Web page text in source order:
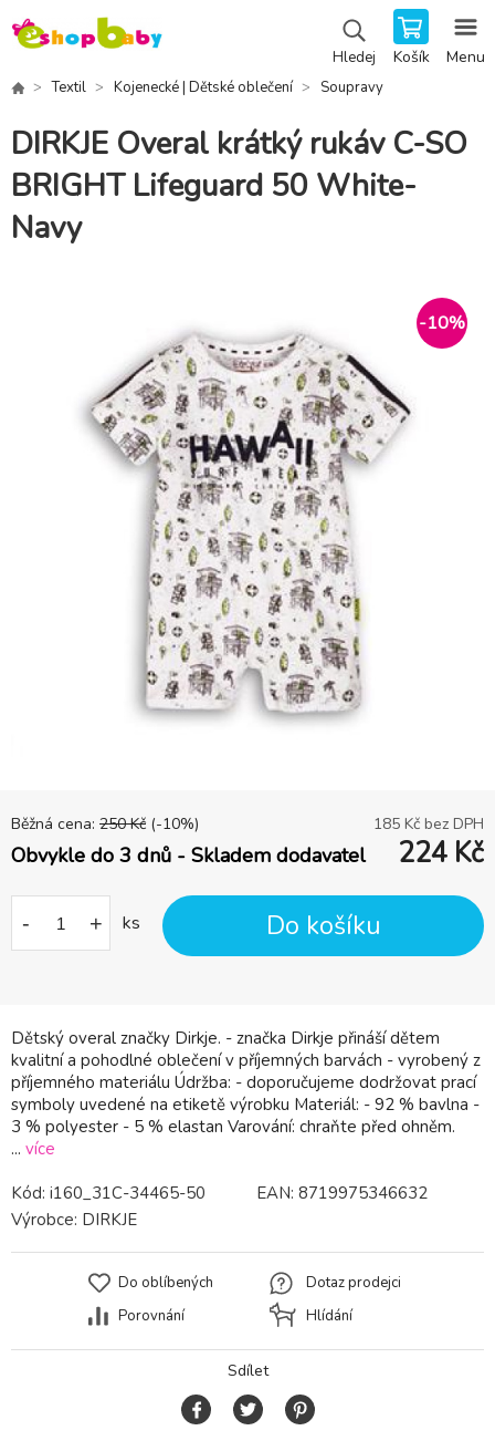
Hledej Košík Menu
Textil Kojenecké | Dětské oblečení Soupravy
DIRKJE Overal krátký rukáv C-SO
BRIGHT Lifeguard 50 White-
Navy
-10%
Dětský overal značky Dirkje. - značka Dirkje přináší dětem
kvalitní a pohodlné oblečení v příjemných barvách - vyrobený z
příjemného materiálu Údržba: - doporučujeme dodržovat prací
symboly uvedené na etiketě výrobku Materiál: - 92 % bavlna -
3 % polyester - 5 % elastan Varování: chraňte před ohněm.
... více
Běžná cena: 250 Kč (-10%) 185 Kč bez DPH
Obvykle do 3 dnů - Skladem dodavatel 224 Kč
- + ks Do košíku
Kód: i160_31C-34465-50 EAN: 8719975346632
Výrobce: DIRKJE
Do oblíbených
Porovnání
Dotaz prodejci
Hlídání
Sdílet